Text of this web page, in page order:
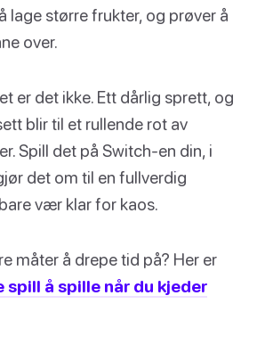
lage større frukter, og prøver å
over.
er det ikke. Ett dårlig sprett, og
blir til et rullende rot av
Spill det på Switch-en din, i
det om til en fullverdig
vær klar for kaos.
måter å drepe tid på? Her er
spill å spille når du kjeder